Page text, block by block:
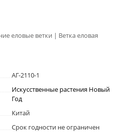
еловые ветки | Ветка еловая
АГ-2110-1
Искусственные растения Новый
Год
Китай
Срок годности не ограничен